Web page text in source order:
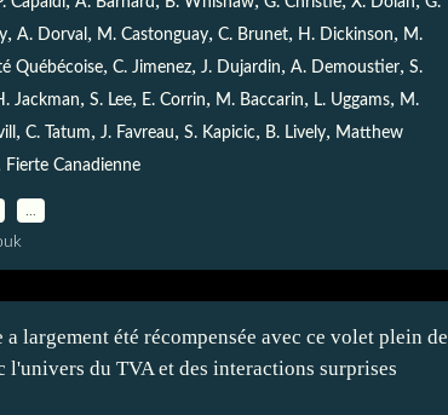
, A. Dorval , M. Castonguay, C. Brunet, H. Dickinson, M.
Québécoise, C. Jimenez, J. Dujardin, A. Demoustier, S.
Jackman, S. Lee, E. Corrin, M. Baccarin, L. Uggams, M.
, C. Tatum, J. Favreau, S. Kapicic, B. Lively, Matthew
Fierte Canadienne
largement été récompensée avec ce volet plein de
du TVA et des interactions surprises